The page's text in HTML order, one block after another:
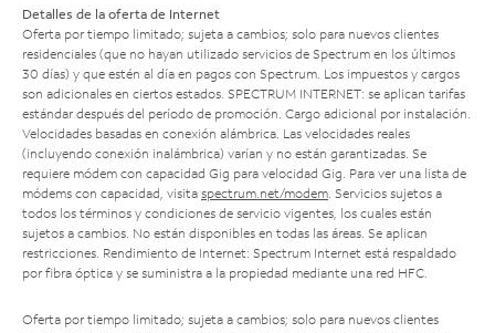
Detalles de la oferta de Internet
Oferta por tiempo limitado; sujeta a cambios; solo para nuevos clientes
residenciales (que no hayan utilizado servicios de Spectrum en los últimos
30 días) y que estén al día en pagos con Spectrum. Los impuestos y cargos
son adicionales en ciertos estados. SPECTRUM INTERNET: se aplican tarifas
estándar después del período de promoción. Cargo adicional por instalación.
Velocidades basadas en conexión alámbrica. Las velocidades reales
(incluyendo conexión inalámbrica) varían y no están garantizadas. Se
requiere módem con capacidad Gig para velocidad Gig. Para ver una lista de
módems con capacidad, visita spectrum.net/modem . Servicios sujetos a
todos los términos y condiciones de servicio vigentes, los cuales están
sujetos a cambios. No están disponibles en todas las áreas. Se aplican
restricciones. Rendimiento de Internet: Spectrum Internet está respaldado
por fibra óptica y se suministra a la propiedad mediante una red HFC.
Oferta por tiempo limitado; sujeta a cambios; solo para nuevos clientes